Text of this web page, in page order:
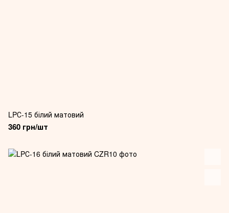
LPС-15 білий матовий
360 грн/шт